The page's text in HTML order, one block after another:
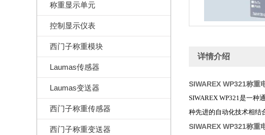
称重显示单元
控制显示仪表
西门子称重模块
Laumas传感器
Laumas变送器
西门子称重传感器
西门子称重变送器
详情介绍
SIWAREX WP321称重
SIWAREX WP321是一种
种先进的自动化技术相结
SIWAREX WP321称重